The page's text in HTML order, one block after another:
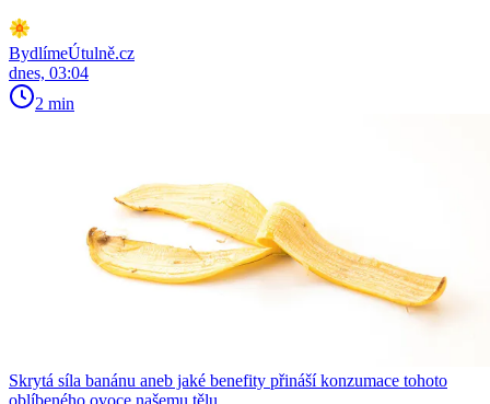
BydlímeÚtulně.cz
dnes, 03:04
2 min
Skrytá síla banánu aneb jaké benefity přináší konzumace tohoto
oblíbeného ovoce našemu tělu